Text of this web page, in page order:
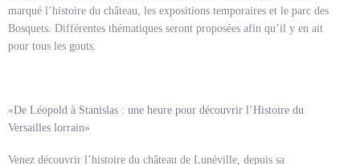
marqué l’histoire du château, les expositions temporaires et le parc des
Bosquets. Différentes thématiques seront proposées afin qu’il y en ait
pour tous les gouts.
«De Léopold à Stanislas : une heure pour découvrir l’Histoire du
Versailles lorrain»
Venez découvrir l’histoire du château de Lunéville, depuis sa